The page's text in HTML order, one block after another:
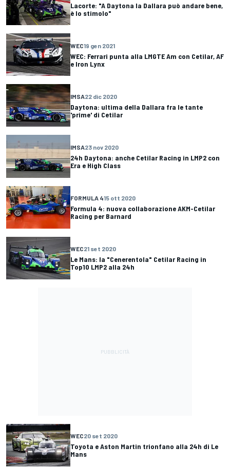
Lacorte: "A Daytona la Dallara può andare bene,
è lo stimolo"
WEC19 gen 2021
WEC: Ferrari punta alla LMGTE Am con Cetilar, AF
e Iron Lynx
IMSA22 dic 2020
Daytona: ultima della Dallara fra le tante
'prime' di Cetilar
IMSA23 nov 2020
24h Daytona: anche Cetilar Racing in LMP2 con
Era e High Class
FORMULA 415 ott 2020
Formula 4: nuova collaborazione AKM-Cetilar
Racing per Barnard
WEC21 set 2020
Le Mans: la "Cenerentola" Cetilar Racing in
Top10 LMP2 alla 24h
WEC20 set 2020
Toyota e Aston Martin trionfano alla 24h di Le
Mans